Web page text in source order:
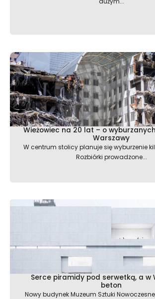
Wieżowiec na 20 lat – o
Warszawy
W centrum stolicy planuje się wyburzenie
Rozbiórki prowadzone...
Serce piramidy pod serwetką, a w
beton
Nowy budynek Muzeum Sztuki